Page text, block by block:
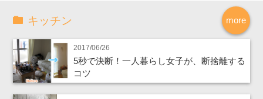
more
キッチン
2017/06/26
5秒で決断！一人暮らし女子が、断捨離する
コツ